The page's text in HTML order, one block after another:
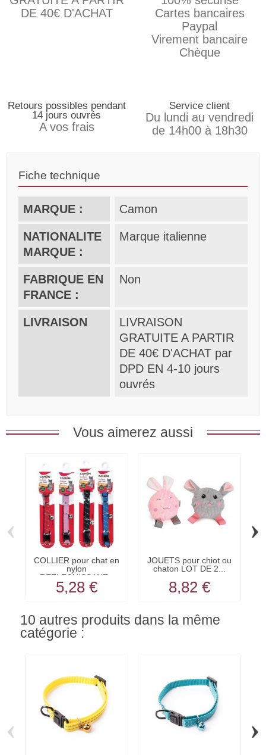
DE 40€ D'ACHAT
Cartes bancaires
Paypal
Virement bancaire
Chèque
Retours possibles pendant
14 jours ouvrés
A vos frais
Service client
Du lundi au vendredi
de 14h00 à 18h30
Fiche technique
MARQUE : Camon
NATIONALITE
MARQUE :
Marque italienne
FABRIQUE EN
FRANCE :
Non
LIVRAISON
LIVRAISON
GRATUITE A PARTIR
DE 40€ D'ACHAT par
DPD EN 4-10 jours
ouvrés
Vous aimerez aussi
COLLIER pour chat en
nylon
REFLECHISSANT...
5,28 €
JOUETS pour chiot ou
chaton LOT DE 2...
8,82 €
‹ ›
10 autres produits dans la même
catégorie :
‹ ›